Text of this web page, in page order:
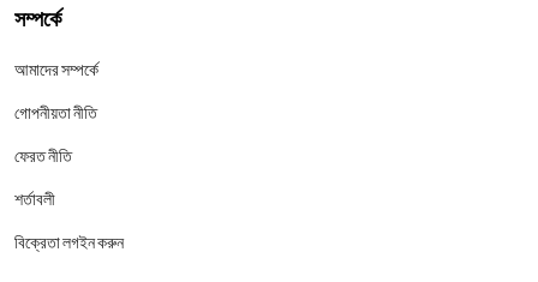
সম্পর্কে
আমাদের সম্পর্কে
গোপনীয়তা নীতি
ফেরত নীতি
শর্তাবলী
বিক্রেতা লগইন করুন